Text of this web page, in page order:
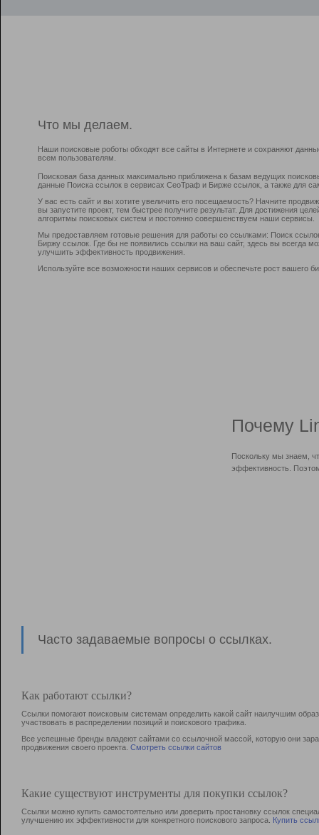
Что мы делаем.
Наши поисковые роботы обходят все сайты в Интернете и сохраняют
всем пользователям.
Поисковая база данных максимально приближена к базам ведущих
данные Поиска ссылок в сервисах СеоТраф и Бирже ссылок, а также для
У вас есть сайт и вы хотите увеличить его посещаемость? Начните
вы запустите проект, тем быстрее получите результат. Для достижения
алгоритмы поисковых систем и постоянно совершенствуем наши сервисы.
Мы предоставляем готовые решения для работы со ссылками: Поиск
Биржу ссылок. Где бы не появились ссылки на ваш сайт, здесь вы всегда
улучшить эффективность продвижения.
Используйте все возможности наших сервисов и обеспечьте рост вашего
Почему
Поскольку мы знаем,
эффективность.
Часто задаваемые вопросы о ссылках.
Как работают ссылки?
Ссылки помогают поисковым системам определить какой сайт наилучшим
участвовать в раcпределении позиций и поискового трафика.
Все успешные бренды владеют сайтами со ссылочной массой, которую они
продвижения своего проекта. Смотреть ссылки сайтов
Какие существуют инструменты для покупки ссылок?
Ссылки можно купить самостоятельно или доверить простановку ссылок
улучшению их эффективности для конкретного поискового запроса. Купить